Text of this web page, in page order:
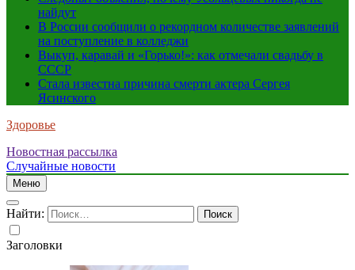
найдут
В России сообщили о рекордном количестве заявлений
на поступление в колледжи
Выкуп, каравай и «Горько!»: как отмечали свадьбу в
СССР
Стала известна причина смерти актера Сергея
Ясинского
Здоровье
Новостная рассылка
Случайные новости
Меню
Найти:
Заголовки